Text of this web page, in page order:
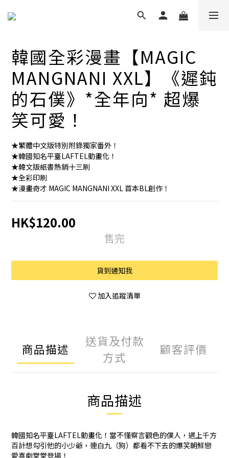
韓國全彩漫畫【MAGIC
MANGNANI XXL】《遲鈍
的石僕》*全年向* 超爆
笑可愛！
★繁體中文版特別附錄獨家番外！
★韓國知名平臺LAFTEL動畫化！
★韓文版紙書熱銷十三刷
★全彩印刷
★漫畫奇才 MAGIC MANGNANI XXL 首本BL創作！
HK$120.00
售完
貨到通知我
加入追蹤清單
商品描述
送貨及付款
方式
顧客評價
商品描述
韓國知名平臺LAFTEL動畫化！當不懂察言觀色的僕人，遇上千方
百計想勾引他的小少爺，連白九（狗）都看不下去的爆笑朝鮮戀
愛喜劇堂堂登場！